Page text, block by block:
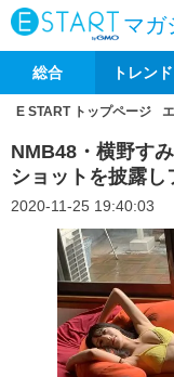
マガ
総合 トレンド
E START トップページ
NMB48・横野す
ショットを披露し
2020-11-25 19:40:03